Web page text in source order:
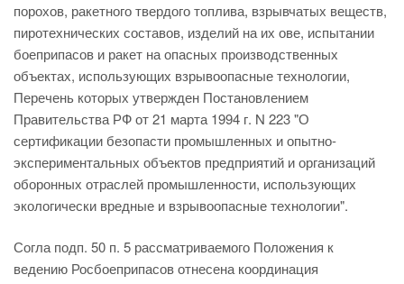
порохов, ракетного твердого топлива, взрывчатых веществ,
пиротехнических составов, изделий на их ове, испытании
боеприпасов и ракет на опасных производственных
объектах, использующих взрывоопасные технологии,
Перечень которых утвержден Постановлением
Правительства РФ от 21 марта 1994 г. N 223 "О
сертификации безопасти промышленных и опытно-
экспериментальных объектов предприятий и организаций
оборонных отраслей промышленности, использующих
экологически вредные и взрывоопасные технологии".
Согла подп. 50 п. 5 рассматриваемого Положения к
ведению Росбоеприпасов отнесена координация